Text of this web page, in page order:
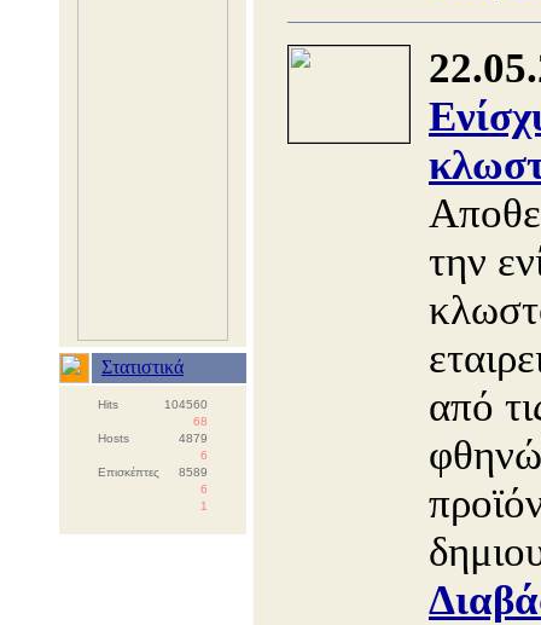
Στατιστικά
Hits
104560
68
Hosts
4879
6
Επισκέπτες
8589
6
1
την
από